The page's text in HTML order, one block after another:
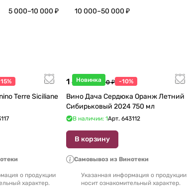
5 000–10 000 ₽ 10 000–50 000 ₽
Terre Siciliane
о продукции
характер.
Новинка
1 440 ₽1 600 ₽ -10%
Вино Дача Сердюка Оранж Летний
Сибирьковый 2024 750 мл
В наличии: 1Арт. 643112
В корзину
Самовывоз из Винотеки
Указанная информация о продукции
носит ознакомительный характер.